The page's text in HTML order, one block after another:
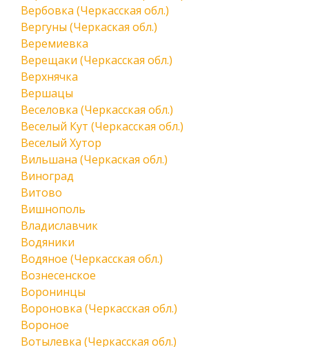
Вербовка (Черкасская обл.)
Вергуны (Черкаская обл.)
Веремиевка
Верещаки (Черкасская обл.)
Верхнячка
Вершацы
Веселовка (Черкасская обл.)
Веселый Кут (Черкасская обл.)
Веселый Хутор
Вильшана (Черкаская обл.)
Виноград
Витово
Вишнополь
Владиславчик
Водяники
Водяное (Черкасская обл.)
Вознесенское
Воронинцы
Вороновка (Черкасская обл.)
Вороное
Вотылевка (Черкасская обл.)